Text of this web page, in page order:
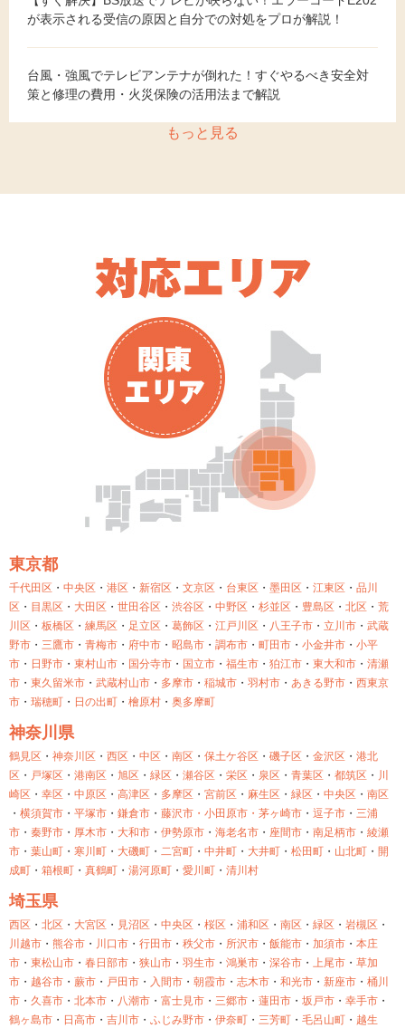
が表示される受信の原因と自分での対処をプロが解説！
台風・強風でテレビアンテナが倒れた！すぐやるべき安全対
策と修理の費用・火災保険の活用法まで解説
もっと見る
東京都
千代田区 ・ 中央区 ・ 港区 ・ 新宿区 ・ 文京区 ・ 台東区 ・ 墨田区 ・ 江東区 ・ 品川
区 ・ 目黒区 ・ 大田区 ・ 世田谷区 ・ 渋谷区 ・ 中野区 ・ 杉並区 ・ 豊島区 ・ 北区 ・ 荒
川区 ・ 板橋区 ・ 練馬区 ・ 足立区 ・ 葛飾区 ・ 江戸川区 ・ 八王子市 ・ 立川市 ・ 武蔵
野市 ・ 三鷹市 ・ 青梅市 ・ 府中市 ・ 昭島市 ・ 調布市 ・ 町田市 ・ 小金井市 ・ 小平
市 ・ 日野市 ・ 東村山市 ・ 国分寺市 ・ 国立市 ・ 福生市 ・ 狛江市 ・ 東大和市 ・ 清瀬
市 ・ 東久留米市 ・ 武蔵村山市 ・ 多摩市 ・ 稲城市 ・ 羽村市 ・ あきる野市 ・ 西東京
市 ・ 瑞穂町 ・ 日の出町 ・ 檜原村 ・ 奥多摩町
神奈川県
鶴見区 ・ 神奈川区 ・ 西区 ・ 中区 ・ 南区 ・ 保土ケ谷区 ・ 磯子区 ・ 金沢区 ・ 港北
区 ・ 戸塚区 ・ 港南区 ・ 旭区 ・ 緑区 ・ 瀬谷区 ・ 栄区 ・ 泉区 ・ 青葉区 ・ 都筑区 ・ 川
崎区 ・ 幸区 ・ 中原区 ・ 高津区 ・ 多摩区 ・ 宮前区 ・ 麻生区 ・ 緑区 ・ 中央区 ・ 南区
・ 横須賀市 ・ 平塚市 ・ 鎌倉市 ・ 藤沢市・ 小田原市・ 茅ヶ崎市 ・ 逗子市 ・ 三浦
市 ・ 秦野市 ・ 厚木市 ・ 大和市 ・ 伊勢原市 ・ 海老名市 ・ 座間市 ・ 南足柄市 ・ 綾瀬
市 ・ 葉山町 ・ 寒川町 ・ 大磯町 ・ 二宮町 ・ 中井町 ・ 大井町 ・ 松田町 ・ 山北町 ・ 開
成町 ・ 箱根町 ・ 真鶴町 ・ 湯河原町 ・ 愛川町 ・ 清川村
埼玉県
西区 ・ 北区 ・ 大宮区 ・ 見沼区 ・ 中央区 ・ 桜区 ・ 浦和区 ・ 南区 ・ 緑区 ・ 岩槻区 ・
川越市 ・ 熊谷市 ・ 川口市 ・ 行田市 ・ 秩父市 ・ 所沢市 ・ 飯能市 ・ 加須市 ・ 本庄
市 ・ 東松山市 ・ 春日部市 ・ 狭山市 ・ 羽生市 ・ 鴻巣市 ・ 深谷市 ・ 上尾市 ・ 草加
市 ・ 越谷市 ・ 蕨市 ・ 戸田市 ・ 入間市 ・ 朝霞市 ・ 志木市 ・ 和光市 ・ 新座市 ・ 桶川
市 ・ 久喜市 ・ 北本市 ・ 八潮市 ・ 富士見市 ・ 三郷市 ・ 蓮田市 ・ 坂戸市 ・ 幸手市 ・
鶴ヶ島市 ・ 日高市 ・ 吉川市 ・ ふじみ野市 ・ 伊奈町 ・ 三芳町 ・ 毛呂山町 ・ 越生